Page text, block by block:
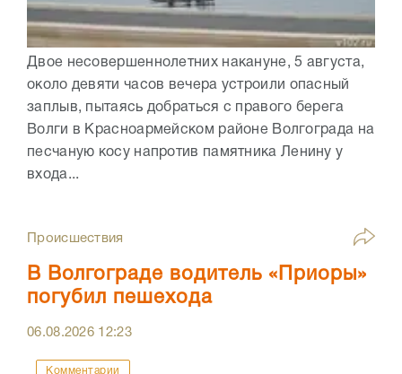
Двое несовершеннолетних накануне, 5 августа,
около девяти часов вечера устроили опасный
заплыв, пытаясь добраться с правого берега
Волги в Красноармейском районе Волгограда на
песчаную косу напротив памятника Ленину у
входа...
Происшествия
В Волгограде водитель «Приоры»
погубил пешехода
06.08.2026 12:23
Комментарии